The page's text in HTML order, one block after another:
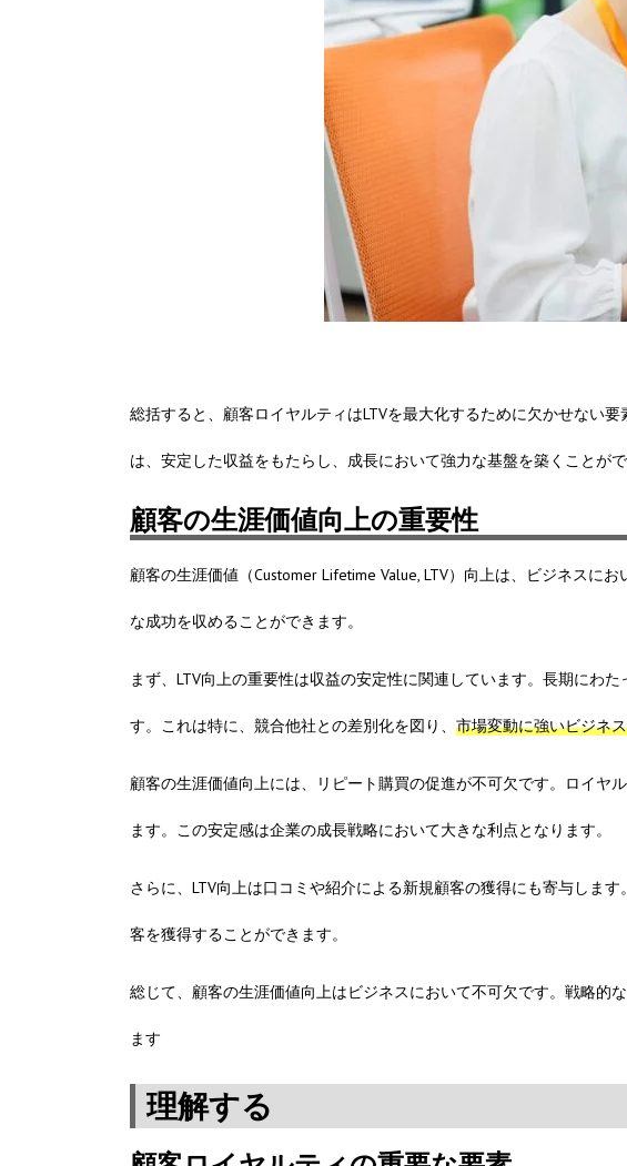
総括すると、顧客ロイヤルティはLTVを最大化するために欠かせない
は、安定した収益をもたらし、成長において強力な基盤を築くことがで
顧客の生涯価値向上の重要性
顧客の生涯価値（Customer Lifetime Value, LTV）向上は、ビジネスに
な成功を収めることができます。
まず、LTV向上の重要性は収益の安定性に関連しています。長期にわ
す。これは特に、競合他社との差別化を図り、 市場変動に強いビジネ
顧客の生涯価値向上には、リピート購買の促進が不可欠です。ロイヤ
ます。この安定感は企業の成長戦略において大きな利点となります。
さらに、LTV向上は口コミや紹介による新規顧客の獲得にも寄与しま
客を獲得することができます。
総じて、顧客の生涯価値向上はビジネスにおいて不可欠です。戦略的
ます
理解する